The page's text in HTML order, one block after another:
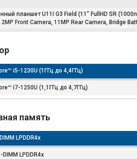
планшет U11I G3 Field (11" FullHD SR
Front Camera, 11MP Rear Camera, Bridge
i5-1230U (1ГГц до 4,4ГГц)
i7-1250U (1,1ГГц до 4,7ГГц)
память
LPDDR4x
DIMM LPDDR4x